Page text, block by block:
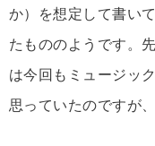
か）を想定して書い
たもののようです。
は今回もミュージッ
思っていたのですが